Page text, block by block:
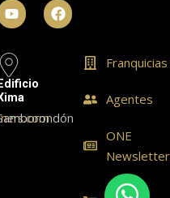
Edificio
Franquicias
Agentes
ONE
Newsletter
ONE